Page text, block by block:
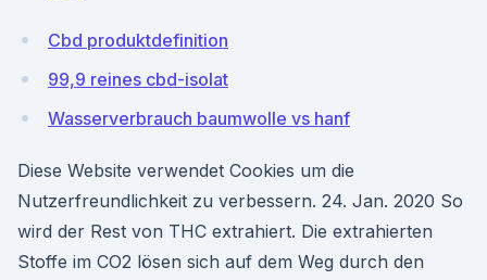
Cbd produktdefinition
99,9 reines cbd-isolat
Wasserverbrauch baumwolle vs hanf
Diese Website verwendet Cookies um die
Nutzerfreundlichkeit zu verbessern. 24. Jan. 2020 So
wird der Rest von THC extrahiert. Die extrahierten
Stoffe im CO2 lösen sich auf dem Weg durch den